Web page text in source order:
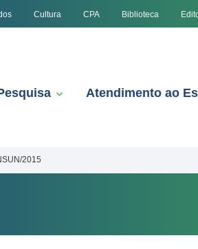
Cultura CPA Biblioteca
Atendimento ao
2015